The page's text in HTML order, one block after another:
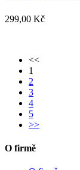
299,00 Kč
<<
1
2
3
4
5
>>
O firmě